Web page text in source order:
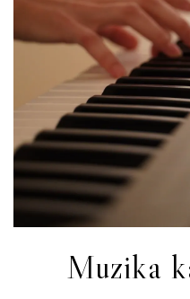
Muzika